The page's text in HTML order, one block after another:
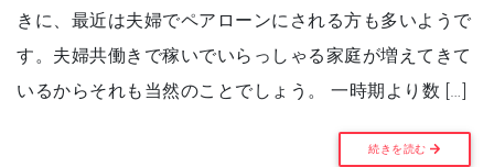
きに、最近は夫婦でペアローンにされる方も多いようで
す。夫婦共働きで稼いでいらっしゃる家庭が増えてきて
いるからそれも当然のことでしょう。 一時期より数 […]
続きを読む